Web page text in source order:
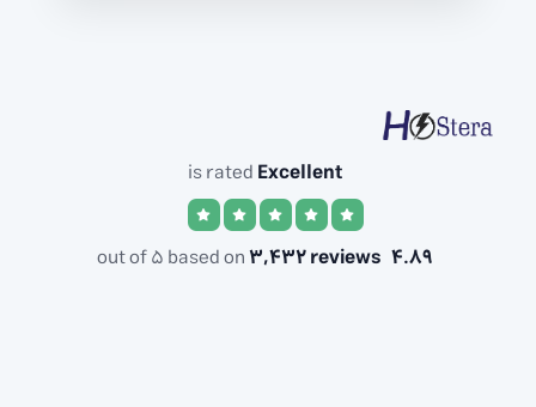
is ratedExcellent
4.89
3,432 reviews